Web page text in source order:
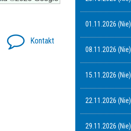
Kontakt
01.11.2026 (Nie)
08.11.2026 (Nie)
15.11.2026 (Nie)
22.11.2026 (Nie)
29.11.2026 (Nie)